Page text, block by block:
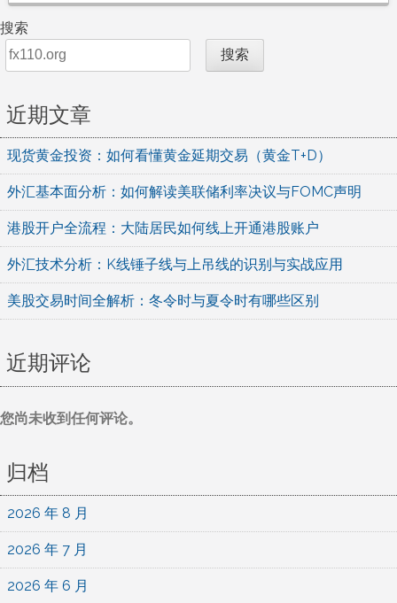
搜索
搜索
近期文章
现货黄金投资：如何看懂黄金延期交易（黄金T+D）
外汇基本面分析：如何解读美联储利率决议与FOMC声明
港股开户全流程：大陆居民如何线上开通港股账户
外汇技术分析：K线锤子线与上吊线的识别与实战应用
美股交易时间全解析：冬令时与夏令时有哪些区别
近期评论
您尚未收到任何评论。
归档
2026 年 8 月
2026 年 7 月
2026 年 6 月